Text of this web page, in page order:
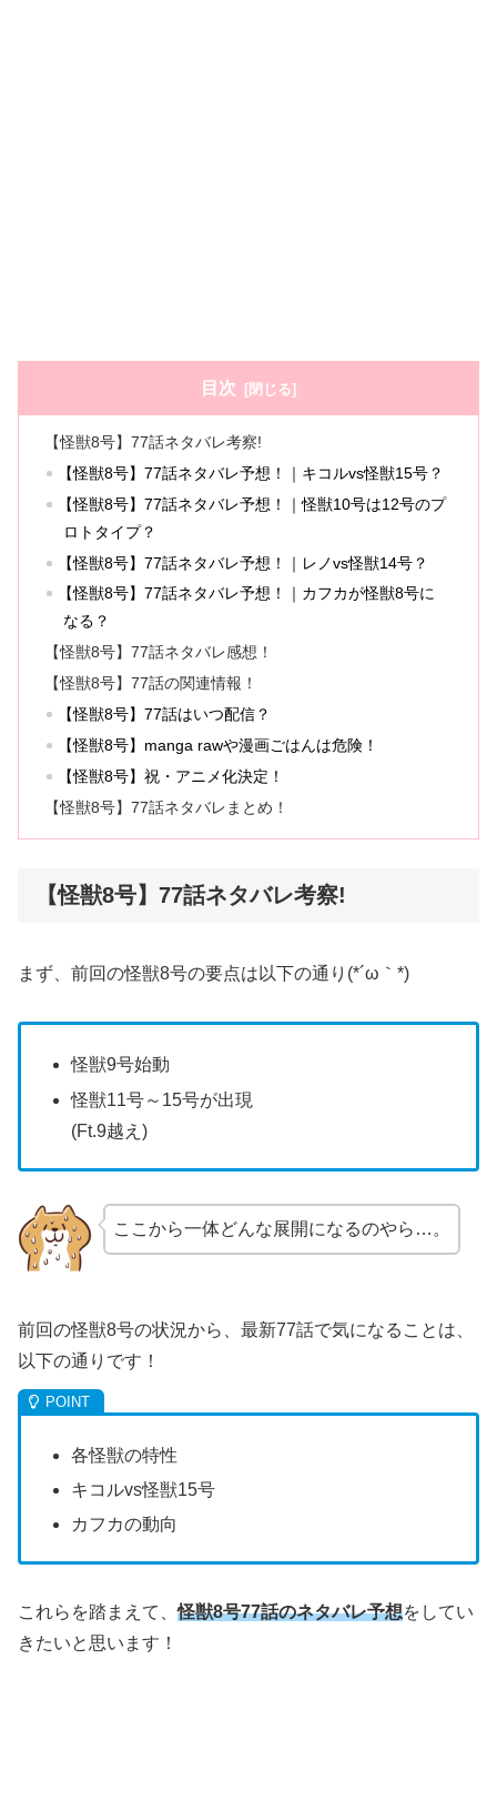
目次
【怪獣8号】77話ネタバレ考察!
【怪獣8号】77話ネタバレ予想！｜キコルvs怪獣15号？
【怪獣8号】77話ネタバレ予想！｜怪獣10号は12号のプ
ロトタイプ？
【怪獣8号】77話ネタバレ予想！｜レノvs怪獣14号？
【怪獣8号】77話ネタバレ予想！｜カフカが怪獣8号に
なる？
【怪獣8号】77話ネタバレ感想！
【怪獣8号】77話の関連情報！
【怪獣8号】77話はいつ配信？
【怪獣8号】manga rawや漫画ごはんは危険！
【怪獣8号】祝・アニメ化決定！
【怪獣8号】77話ネタバレまとめ！
【怪獣8号】77話ネタバレ考察!
まず、前回の怪獣8号の要点は以下の通り(*´ω｀*)
怪獣9号始動
怪獣11号～15号が出現
(Ft.9越え)
ここから一体どんな展開になるのやら…。
前回の怪獣8号の状況から、最新77話で気になることは、
以下の通りです！
各怪獣の特性
キコルvs怪獣15号
カフカの動向
これらを踏まえて、怪獣8号77話のネタバレ予想をしてい
きたいと思います！